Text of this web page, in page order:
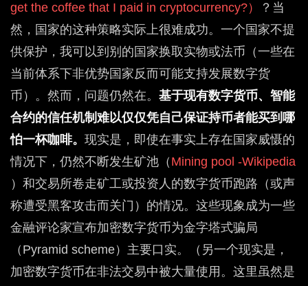
get the coffee that I paid in cryptocurrency?）
？当
然，国家的这种策略实际上很难成功。一个国家不提
供保护，我可以到别的国家换取实物或法币（一些在
当前体系下非优势国家反而可能支持发展数字货
币）。然而，问题仍然在。 基于现有数字货币、智能
合约的信任机制难以仅仅凭自己保证持币者能买到哪
怕一杯咖啡。 现实是，即使在事实上存在国家威慑的
情况下，仍然不断发生矿池（ Mining pool -Wikipedia
）和交易所卷走矿工或投资人的数字货币跑路（或声
称遭受黑客攻击而关门）的情况。这些现象成为一些
金融评论家宣布加密数字货币为金字塔式骗局
（Pyramid scheme）主要口实。（另一个现实是，
加密数字货币在非法交易中被大量使用。这里虽然是